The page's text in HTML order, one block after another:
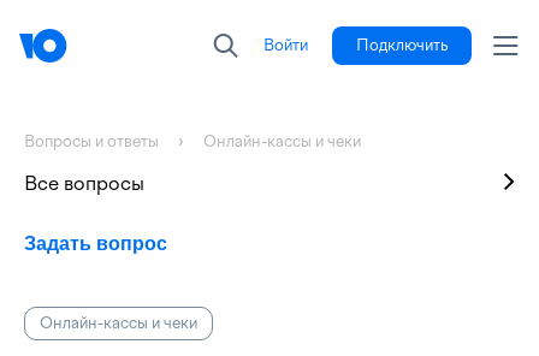
Войти Подключить
Вопросы и ответы Онлайн-кассы и чеки
Онлайн-кассы и чеки
Задать вопрос
Все вопросы